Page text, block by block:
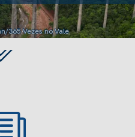
365 Vezes no Vale